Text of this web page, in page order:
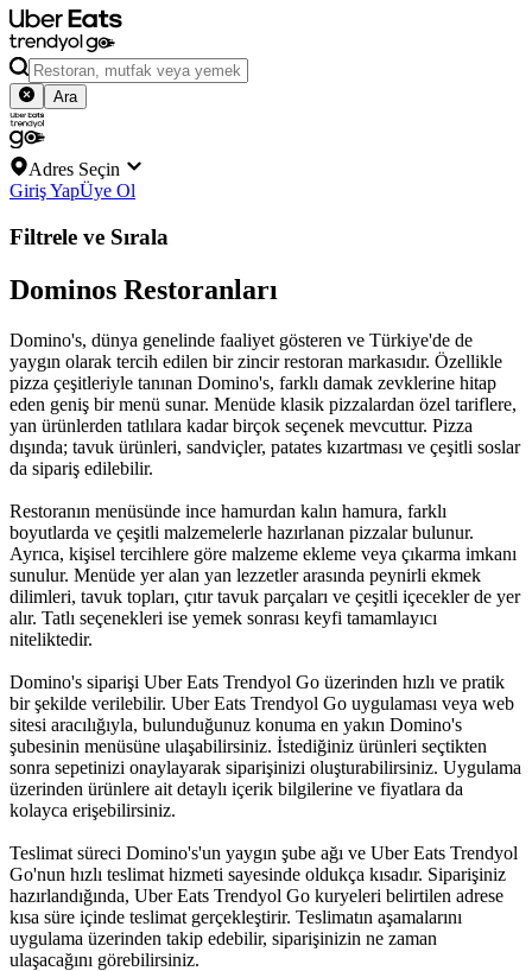
Ara
Adres Seçin
Giriş YapÜye Ol
Filtrele ve Sırala
Dominos Restoranları
Domino's, dünya genelinde faaliyet gösteren ve Türkiye'de de
yaygın olarak tercih edilen bir zincir restoran markasıdır. Özellikle
pizza çeşitleriyle tanınan Domino's, farklı damak zevklerine hitap
eden geniş bir menü sunar. Menüde klasik pizzalardan özel tariflere,
yan ürünlerden tatlılara kadar birçok seçenek mevcuttur. Pizza
dışında; tavuk ürünleri, sandviçler, patates kızartması ve çeşitli soslar
da sipariş edilebilir.
Restoranın menüsünde ince hamurdan kalın hamura, farklı
boyutlarda ve çeşitli malzemelerle hazırlanan pizzalar bulunur.
Ayrıca, kişisel tercihlere göre malzeme ekleme veya çıkarma imkanı
sunulur. Menüde yer alan yan lezzetler arasında peynirli ekmek
dilimleri, tavuk topları, çıtır tavuk parçaları ve çeşitli içecekler de yer
alır. Tatlı seçenekleri ise yemek sonrası keyfi tamamlayıcı
niteliktedir.
Domino's siparişi Uber Eats Trendyol Go üzerinden hızlı ve pratik
bir şekilde verilebilir. Uber Eats Trendyol Go uygulaması veya web
sitesi aracılığıyla, bulunduğunuz konuma en yakın Domino's
şubesinin menüsüne ulaşabilirsiniz. İstediğiniz ürünleri seçtikten
sonra sepetinizi onaylayarak siparişinizi oluşturabilirsiniz. Uygulama
üzerinden ürünlere ait detaylı içerik bilgilerine ve fiyatlara da
kolayca erişebilirsiniz.
Teslimat süreci Domino's'un yaygın şube ağı ve Uber Eats Trendyol
Go'nun hızlı teslimat hizmeti sayesinde oldukça kısadır. Siparişiniz
hazırlandığında, Uber Eats Trendyol Go kuryeleri belirtilen adrese
kısa süre içinde teslimat gerçekleştirir. Teslimatın aşamalarını
uygulama üzerinden takip edebilir, siparişinizin ne zaman
ulaşacağını görebilirsiniz.